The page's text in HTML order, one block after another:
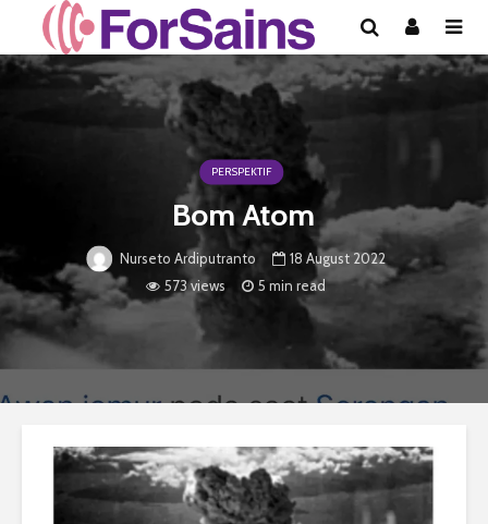
PERSPEKTIF
Bom Atom
Nurseto Ardiputranto
18 August 2022
573 views
5 min read